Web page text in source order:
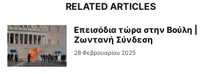
RELATED ARTICLES
Επεισόδια τώρα στην Βούλη |
Ζωντανή Σύνδεση
28 Φεβρουαρίου 2025